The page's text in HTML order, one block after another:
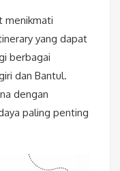
menikmati
yang dapat
berbagai
dan Bantul.
dengan
paling penting